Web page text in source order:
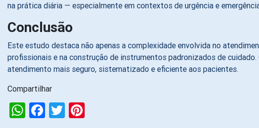
na prática diária — especialmente em contextos de urgência e
Conclusão
Este estudo destaca não apenas a complexidade envolvida no
profissionais e na construção de instrumentos padronizados de
atendimento mais seguro, sistematizado e eficiente aos pacientes.
Compartilhar
WhatsApp
Facebook
Twitter